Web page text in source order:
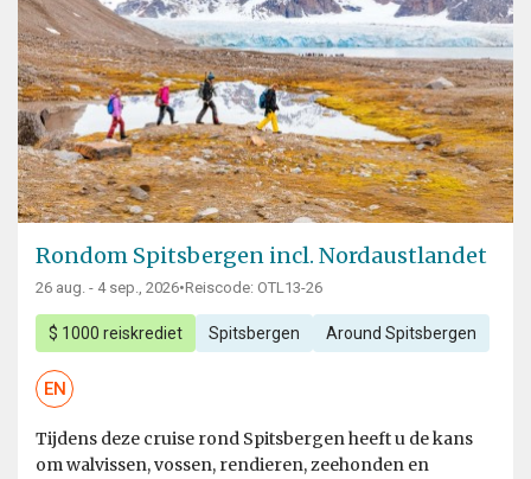
Rondom Spitsbergen incl. Nordaustlandet
26 aug. - 4 sep., 2026•Reiscode: OTL13-26
$ 1000 reiskrediet Spitsbergen Around Spitsbergen
EN
Tijdens deze cruise rond Spitsbergen heeft u de kans
om walvissen, vossen, rendieren, zeehonden en